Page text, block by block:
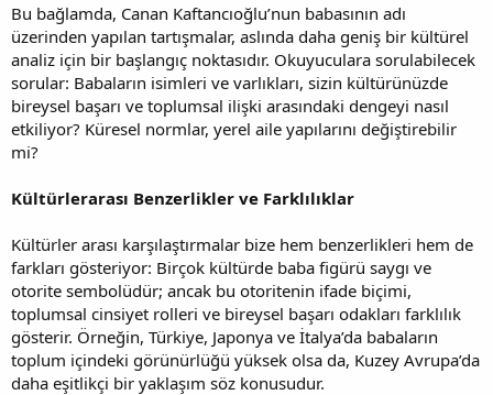
Bu bağlamda, Canan Kaftancıoğlu’nun babasının adı
üzerinden yapılan tartışmalar, aslında daha geniş bir kültürel
analiz için bir başlangıç noktasıdır. Okuyuculara sorulabilecek
sorular: Babaların isimleri ve varlıkları, sizin kültürünüzde
bireysel başarı ve toplumsal ilişki arasındaki dengeyi nasıl
etkiliyor? Küresel normlar, yerel aile yapılarını değiştirebilir
mi?
Kültürlerarası Benzerlikler ve Farklılıklar
Kültürler arası karşılaştırmalar bize hem benzerlikleri hem de
farkları gösteriyor: Birçok kültürde baba figürü saygı ve
otorite sembolüdür; ancak bu otoritenin ifade biçimi,
toplumsal cinsiyet rolleri ve bireysel başarı odakları farklılık
gösterir. Örneğin, Türkiye, Japonya ve İtalya’da babaların
toplum içindeki görünürlüğü yüksek olsa da, Kuzey Avrupa’da
daha eşitlikçi bir yaklaşım söz konusudur.